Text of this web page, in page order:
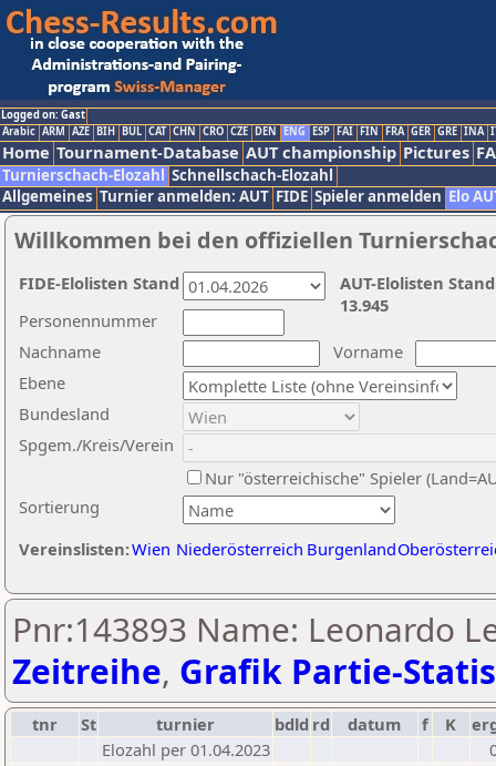
Logged on: Gast
Arabic ARM AZE BIH BUL CAT CHN CRO CZE DEN ENG ESP FAI FIN FRA GER GRE INA
Home Tournament-Database AUT championship Pictures
Turnierschach-Elozahl Schnellschach-Elozahl
Allgemeines Turnier anmelden: AUT FIDE Spieler anmelden Elo
Willkommen bei den offiziellen
Nachname
Vorname
Ebene
Sortierung
Personennummer
Bundesland
Spgem./Kreis/Verein
Nur "österreichische" Spieler
Vereinslisten:Wien Niederösterreich Burgenland
AUT-Elolisten
13.945
FIDE-Elolisten Stand
Pnr:143893 Name: Leonardo
Zeitreihe, Grafik Partie-
tnr St turnier bdld rd datum f K
Elozahl per 01.04.2023